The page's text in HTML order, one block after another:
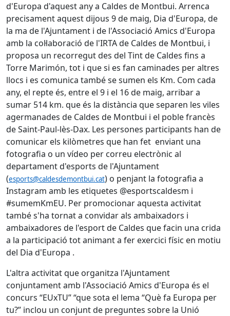
d'Europa d'aquest any a Caldes de Montbui. Arrenca
precisament aquest dijous 9 de maig, Dia d'Europa, de
la ma de l'Ajuntament i de l'Associació Amics d'Europa
amb la col·laboració de l'IRTA de Caldes de Montbui, i
proposa un recorregut des del Tint de Caldes fins a
Torre Marimón, tot i que si es fan caminades per altres
llocs i es comunica també se sumen els Km. Com cada
any, el repte és, entre el 9 i el 16 de maig, arribar a
sumar 514 km. que és la distància que separen les viles
agermanades de Caldes de Montbui i el poble francès
de Saint-Paul-lès-Dax. Les persones participants han de
comunicar els kilòmetres que han fet enviant una
fotografia o un vídeo per correu electrònic al
departament d'esports de l'Ajuntament
(esports@caldesdemontbui.cat) o penjant la fotografia a
Instagram amb les etiquetes @esportscaldesm i
#sumemKmEU. Per promocionar aquesta activitat
també s'ha tornat a convidar als ambaixadors i
ambaixadores de l'esport de Caldes que facin una crida
a la participació tot animant a fer exercici físic en motiu
del Dia d'Europa .
L'altra activitat que organitza l'Ajuntament
conjuntament amb l'Associació Amics d'Europa és el
concurs “EUxTU” “que sota el lema “Què fa Europa per
tu?” inclou un conjunt de preguntes sobre la Unió